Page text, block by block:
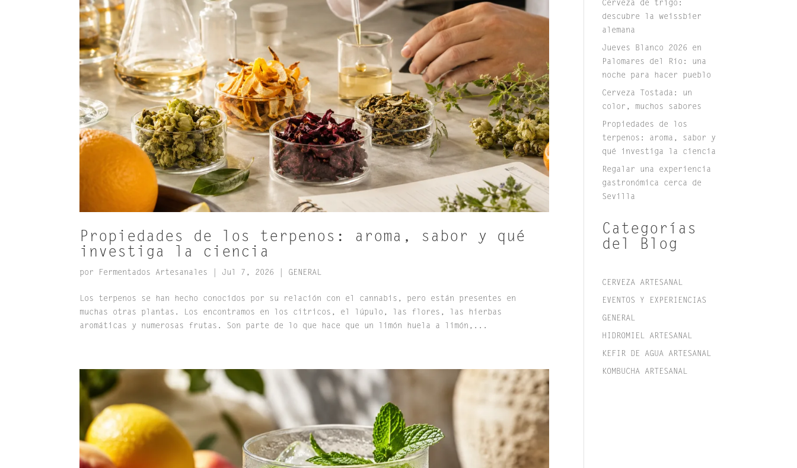
Propiedades de los terpenos: aroma, sabor y qué
investiga la ciencia
por Fermentados Artesanales Jul 7, 2026 GENERAL
Los terpenos se han hecho conocidos por su relación con el cannabis, pero están presentes en
muchas otras plantas. Los encontramos en los cítricos, el lúpulo, las flores, las hierbas
aromáticas y numerosas frutas. Son parte de lo que hace que un limón huela a limón,...
Cerveza de trigo:
descubre la weissbier
alemana
Jueves Blanco 2026 en
Palomares del Río: una
noche para hacer pueblo
Cerveza Tostada: un
color, muchos sabores
Propiedades de los
terpenos: aroma, sabor y
qué investiga la ciencia
Regalar una experiencia
gastronómica cerca de
Sevilla
Categorías
del Blog
CERVEZA ARTESANAL
EVENTOS Y EXPERIENCIAS
GENERAL
HIDROMIEL ARTESANAL
KEFIR DE AGUA ARTESANAL
KOMBUCHA ARTESANAL